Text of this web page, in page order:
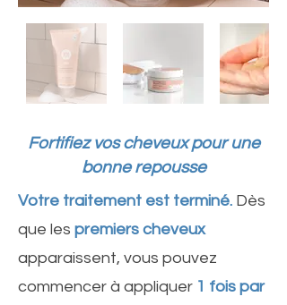
Fortifiez vos cheveux pour une
bonne repousse
Votre traitement est terminé. Dès
que les premiers cheveux
apparaissent, vous pouvez
commencer à appliquer 1 fois par